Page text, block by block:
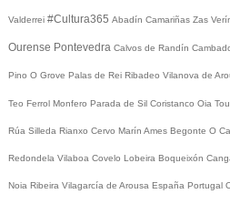
Valderrei #Cultura365 Abadín Camariñas Zas
Ourense Pontevedra Calvos de Randín
Pino O Grove Palas de Rei Ribadeo Vilanova de
Teo Ferrol Monfero Parada de Sil Coristanco Oia
Rúa Silleda Rianxo Cervo Marín Ames Begonte O
Redondela Vilaboa Covelo Lobeira Boqueixón
Noia Ribeira Vilagarcía de Arousa España Portugal